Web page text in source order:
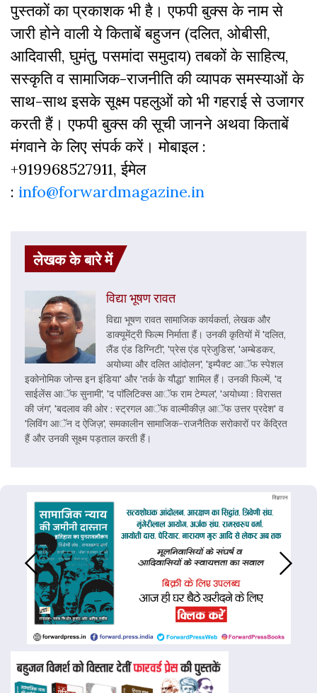
पुस्‍तकों का प्रकाशक भी है। एफपी बुक्‍स के नाम से
जारी होने वाली ये किताबें बहुजन (दलित, ओबीसी,
आदिवासी, घुमंतु, पसमांदा समुदाय) तबकों के साहित्‍य,
सस्‍क‍ृति व सामाजिक-राजनीति की व्‍यापक समस्‍याओं के
साथ-साथ इसके सूक्ष्म पहलुओं को भी गहराई से उजागर
करती हैं। एफपी बुक्‍स की सूची जानने अथवा किताबें
मंगवाने के लिए संपर्क करें। मोबाइल :
+919968527911, ईमेल
: info@forwardmagazine.in
लेखक के बारे में
विद्या भूषण रावत
विद्या भूषण रावत सामाजिक कार्यकर्ता, लेखक और
डाक्यूमेंट्री फिल्म निर्माता हैं। उनकी कृतियों में 'दलित,
लैंड एंड डिग्निटी', 'प्रेस एंड प्रेजुडिस', 'अम्बेडकर,
अयोध्या और दलित आंदोलन', 'इम्पैक्ट आॅफ स्पेशल
इकोनोमिक जोन्स इन इंडिया' और 'तर्क के यौद्धा' शामिल हैं। उनकी फिल्में, 'द
साईलेंस आॅफ सुनामी', 'द पाॅलिटिक्स आॅफ राम टेम्पल', 'अयोध्या : विरासत
की जंग', 'बदलाव की ओर : स्ट्रगल आॅफ वाल्मीकीज़ आॅफ उत्तर प्रदेश' व
'लिविंग आॅन द ऐजिज़', समकालीन सामाजिक-राजनैतिक सरोकारों पर केंद्रित
हैं और उनकी सूक्ष्म पड़ताल करती हैं।